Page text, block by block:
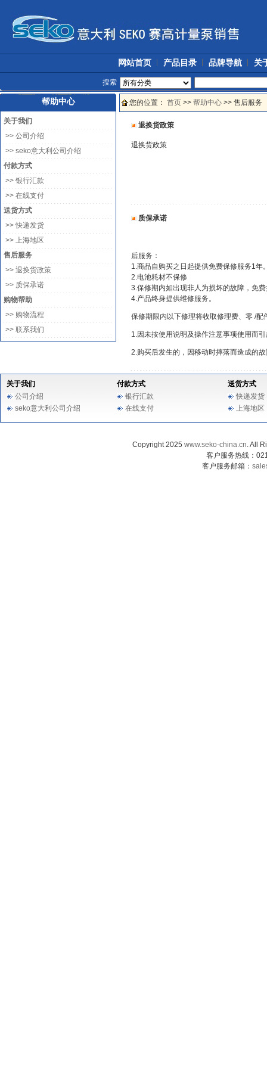
网站首页 产品目录 品牌导航 关
搜索
帮助中心
关于我们
>> 公司介绍
>> seko意大利公司介绍
付款方式
>> 银行汇款
>> 在线支付
送货方式
>> 快递发货
>> 上海地区
售后服务
>> 退换货政策
>> 质保承诺
购物帮助
>> 购物流程
>> 联系我们
您的位置： 首页 >> 帮助中心 >> 售后服务
退换货政策
退换货政策
质保承诺
后服务：
1.商品自购买之日起提供免费保修服务1年
2.电池耗材不保修
3.保修期内如出现非人为损坏的故障，免
4.产品终身提供维修服务。
保修期限内以下修理将收取修理费、零 /配
1.因未按使用说明及操作注意事项使用而
2.购买后发生的，因移动时摔落而造成的
关于我们
公司介绍
seko意大利公司介绍
付款方式
银行汇款
在线支付
送货方式
快递发货
上海地区
Copyright 2025 www.seko-china.cn. All
客户服务热线：
客户服务邮箱：